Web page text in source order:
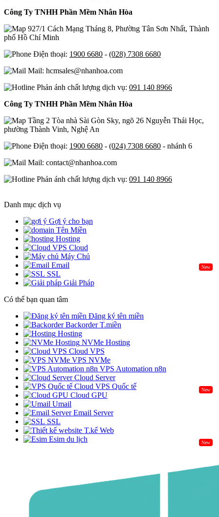
Công Ty TNHH Phần Mềm Nhân Hòa
927/1 Cách Mạng Tháng 8, Phường Tân Sơn Nhất, Thành
phố Hồ Chí Minh
Điện thoại: 1900 6680 - (028) 7308 6680
Mail: hcmsales@nhanhoa.com
Phản ánh chất lượng dịch vụ: 091 140 8966
Công Ty TNHH Phần Mềm Nhân Hòa
Tầng 2 Tòa nhà Sài Gòn Sky, ngõ 26 Nguyễn Thái Học,
phường Thành Vinh, Nghệ An
Điện thoại: 1900 6680 - (024) 7308 6680 - nhánh 6
Mail: contact@nhanhoa.com
Phản ánh chất lượng dịch vụ: 091 140 8966
Danh mục dịch vụ
Gợi ý cho bạn
Tên Miền
Hosting
Cloud
Máy Chủ
New
Email
SSL
Giải Pháp
Có thể bạn quan tâm
Đăng ký tên miền
Backorder T.miền
Hosting
NVMe Hosting
Cloud VPS
VPS NVMe
VPS Automation n8n
Cloud Server
Cloud VPS Quốc tế
New
Cloud GPU
Umail
Email Server
SSL
T.kế Web
Esim du lịch
New